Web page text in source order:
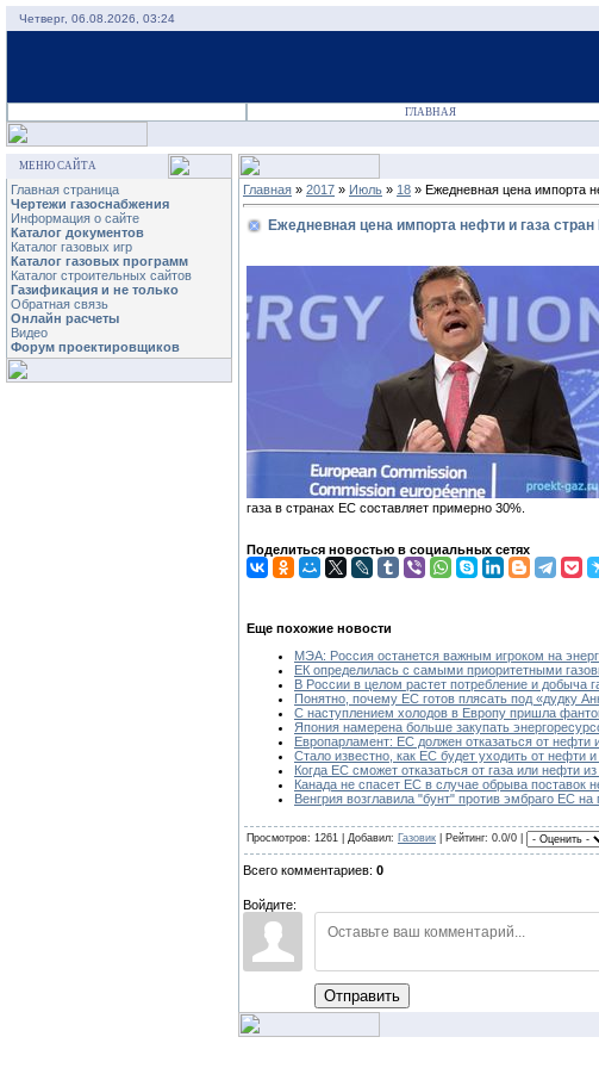
Четверг, 06.08.2026, 03:24
ГЛАВНАЯ
МЕНЮ САЙТА
Главная страница
Чертежи газоснабжения
Информация о сайте
Каталог документов
Каталог газовых игр
Каталог газовых программ
Каталог строительных сайтов
Газификация и не только
Обратная связь
Онлайн расчеты
Видео
Форум проектировщиков
Главная » 2017 » Июль » 18 » Ежедневная цена импорта
Ежедневная цена импорта нефти и газа
газа в странах ЕС составляет примерно 30%.
Поделиться новостью в социальных сетях
Еще похожие новости
МЭА: Россия останется важным игроком на
ЕК определилась с самыми приоритетными
В России в целом растет потребление и добыча
Понятно, почему ЕС готов плясать под «дудку
С наступлением холодов в Европу пришла
Япония намерена больше закупать
Европарламент: ЕС должен отказаться от нефти
Стало известно, как ЕС будет уходить от нефти
Когда ЕC сможет отказаться от газа или нефти
Канада не спасет ЕС в случае обрыва поставок
Венгрия возглавила "бунт" против эмбраго ЕС на
Просмотров: 1261 | Добавил: Газовик | Рейтинг: 0.0/0 |
Всего комментариев: 0
Войдите:
Отправить